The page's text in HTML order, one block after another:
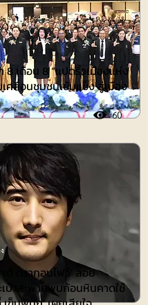
8 เดือน 8 “แปดริ้วเมืองแห่ง
เคลื่อนชุมชนเข้มแข็ง สู่เมือง
60
ต้ ดรากอนไฟว์' ลอย
เป๋าสะพายพบก้อนหินคาดใช้